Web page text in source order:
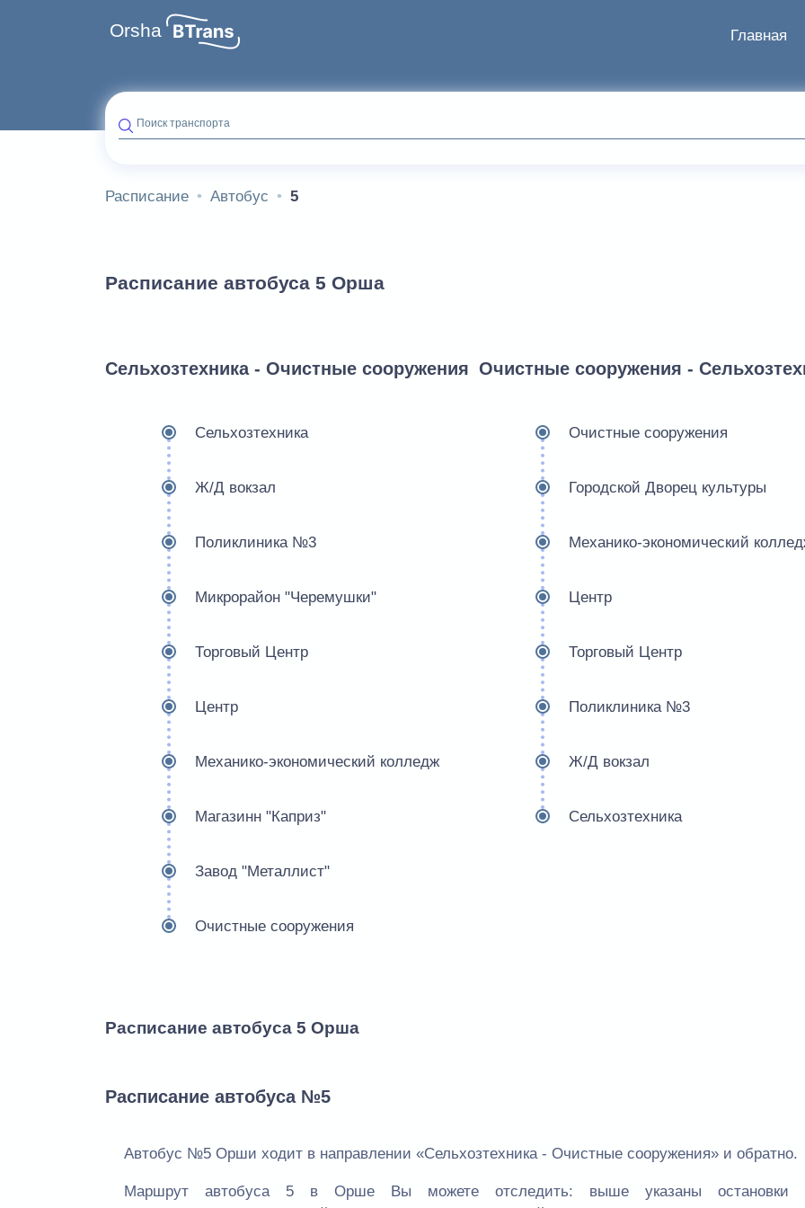
Orsha Главная
Поиск транспорта
Расписание Автобус 5
Расписание автобуса 5 Орша
Сельхозтехника - Очистные сооружения
Сельхозтехника
Ж/Д вокзал
Поликлиника №3
Микрорайон "Черемушки"
Торговый Центр
Центр
Механико-экономический колледж
Магазинн "Каприз"
Завод "Металлист"
Очистные сооружения
Очистные сооружения -
Очистные сооружения
Городской Дворец культуры
Механико-экономический
Центр
Торговый Центр
Поликлиника №3
Ж/Д вокзал
Сельхозтехника
Расписание автобуса 5 Орша
Расписание автобуса №5
Автобус №5 Орши ходит в направлении «Сельхозтехника - Очистные сооружения» и обратно.
Маршрут автобуса 5 в Орше Вы можете отследить: выше указаны остановки